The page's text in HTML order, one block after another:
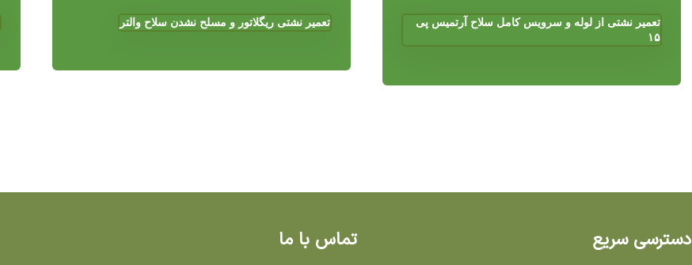
تعمیر نشتی از لوله و سرویس کامل سلاح آرتمیس پی
۱۵
تعمیر نشتی ریگلاتور و مسلح نشدن سلاح والتر
دسترسی سریع تماس با ما